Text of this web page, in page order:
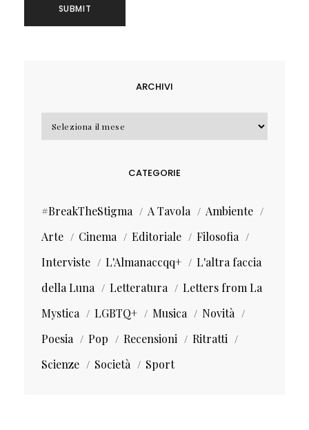
ARCHIVI
Archivi
CATEGORIE
#BreakTheStigma A Tavola
Ambiente
Arte
Cinema Editoriale
Filosofia
Interviste
L'Almanaccqq+
L'altra faccia
della Luna
Letteratura
Letters from La
Mystica
LGBTQ+ Musica
Novità
Poesia
Pop Recensioni
Ritratti
Scienze
Società Sport